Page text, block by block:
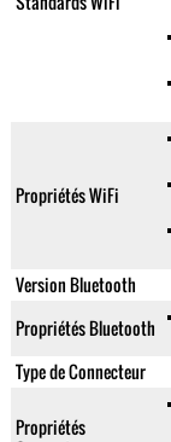
Propriétés WiFi
Version Bluetooth
Propriétés Bluetooth
Type de Connecteur
Propriétés